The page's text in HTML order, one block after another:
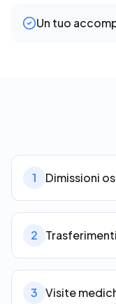
Un tuo
1 Dimissioni
2
3 Visite